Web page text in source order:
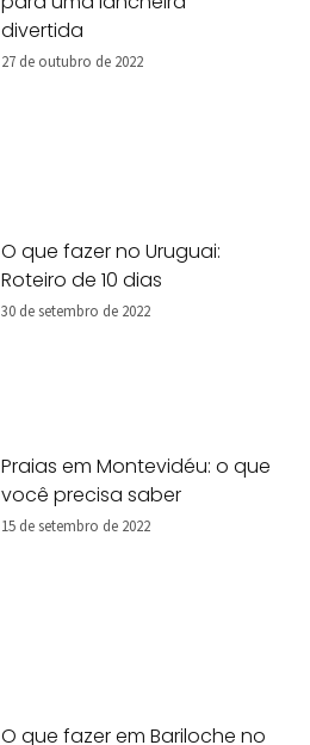
divertida
27 de outubro de 2022
O que fazer no Uruguai:
Roteiro de 10 dias
30 de setembro de 2022
Praias em Montevidéu: o que
você precisa saber
15 de setembro de 2022
O que fazer em Bariloche no